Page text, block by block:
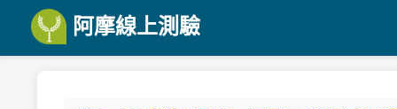
阿摩線上測驗